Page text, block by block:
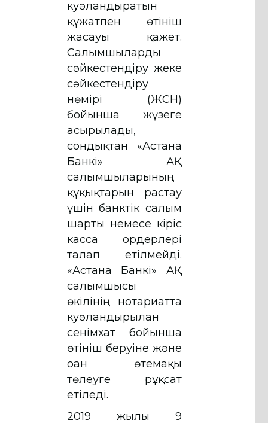
куәландыратын
құжатпен өтініш
жасауы қажет.
Салымшыларды
сәйкестендіру жеке
сәйкестендіру
нөмірі (ЖСН)
бойынша жүзеге
асырылады,
сондықтан «Астана
Банкі» АҚ
салымшыларының
құқықтарын растау
үшін банктік салым
шарты немесе кіріс
касса ордерлері
талап етілмейді.
«Астана Банкі» АҚ
салымшысы
өкілінің нотариатта
куәландырылған
сенімхат бойынша
өтініш беруіне және
оған өтемақы
төлеуге рұқсат
етіледі.
2019 жылғы 9